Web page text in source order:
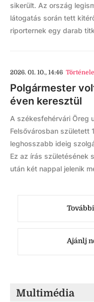
sikerült. Az ország
látogatás során tett
riporternek egy darab
2026. 01. 10., 14:46
Polgármester
éven keresztül
A székesfehérvári Öreg
Felsővárosban született
leghosszabb ideig
Ez az írás születésének
után két nappal jelenik
Ajánlj
Multimédia